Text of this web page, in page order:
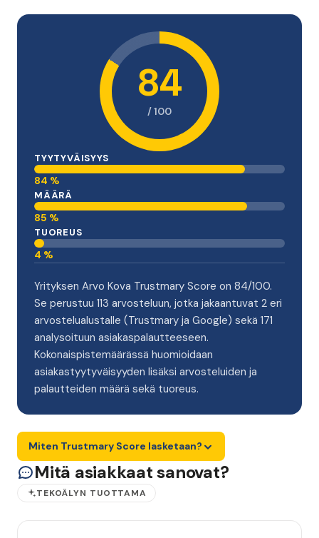
84
/ 100
TYYTYVÄISYYS
84 %
MÄÄRÄ
85 %
TUOREUS
4 %
Yrityksen Arvo Kova Trustmary Score on 84/100.
Se perustuu 113 arvosteluun, jotka jakaantuvat 2 eri
arvostelualustalle (Trustmary ja Google) sekä 171
analysoituun asiakaspalautteeseen.
Kokonaispistemäärässä huomioidaan
asiakastyytyväisyyden lisäksi arvosteluiden ja
palautteiden määrä sekä tuoreus.
Miten Trustmary Score lasketaan?
Mitä asiakkaat sanovat?
TEKOÄLYN TUOTTAMA